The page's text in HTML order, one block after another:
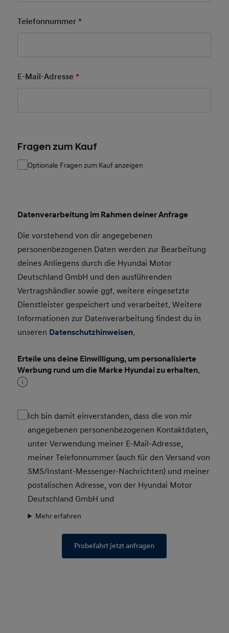
Telefonnummer*
E-Mail-Adresse*
Fragen zum Kauf
Optionale Fragen zum Kauf anzeigen
Datenverarbeitung im Rahmen deiner Anfrage
Die vorstehend von dir angegebenen
personenbezogenen Daten werden zur Bearbeitung
deines Anliegens durch die Hyundai Motor
Deutschland GmbH und den ausführenden
Vertragshändler sowie ggf. weitere eingesetzte
Dienstleister gespeichert und verarbeitet. Weitere
Informationen zur Datenverarbeitung findest du in
unseren Datenschutzhinweisen.
Erteile uns deine Einwilligung, um personalisierte
Werbung rund um die Marke Hyundai zu erhalten.
Ich bin damit einverstanden, dass die von mir
angegebenen personenbezogenen Kontaktdaten,
unter Verwendung meiner E-Mail-Adresse,
meiner Telefonnummer (auch für den Versand von
SMS/Instant-Messenger-Nachrichten) und meiner
postalischen Adresse, von der Hyundai Motor
Deutschland GmbH und
Mehr erfahren
Probefahrt jetzt anfragen